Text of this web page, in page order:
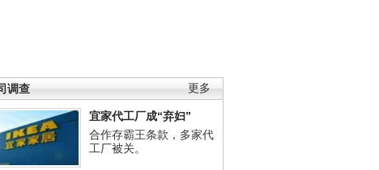
更多
调查
宜家代工厂成“弃妇”
合作存霸王条款，多家代
工厂被关。